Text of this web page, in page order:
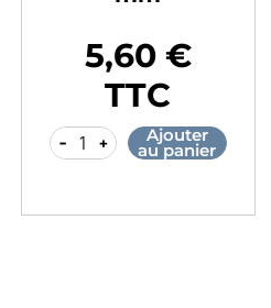
5,60 €
TTC
- + Ajouter
au panier